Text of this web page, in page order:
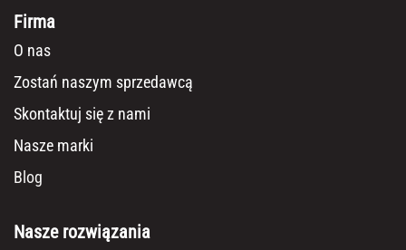
Firma
O nas
Zostań naszym sprzedawcą
Skontaktuj się z nami
Nasze marki
Blog
Nasze rozwiązania